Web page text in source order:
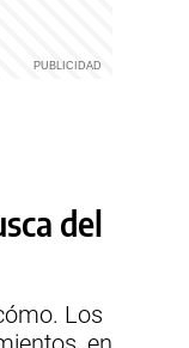
del
Los